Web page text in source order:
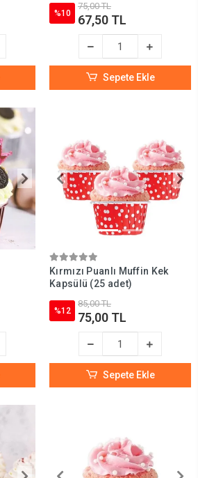
%10
75,00 TL
67,50 TL
Sepete Ekle
Kırmızı Puanlı Muffin Kek
Kapsülü (25 adet)
%12
85,00 TL
75,00 TL
Sepete Ekle